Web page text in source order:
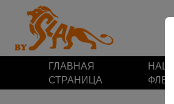
ГЛАВНАЯ
СТРАНИЦА
НАШ
ФЛЕТ